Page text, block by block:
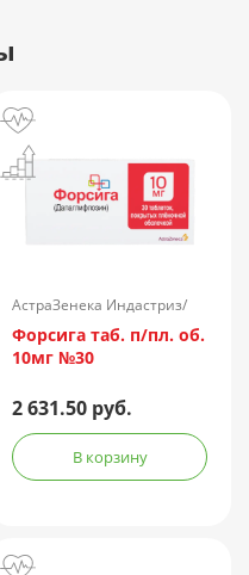
АстраЗенека Индастриз/
Россия
Форсига таб. п/пл. об.
10мг №30
2 631.50 руб.
В корзину